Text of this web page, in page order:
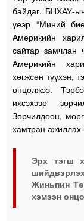
байдаг. БНХАУ-
үеэр “Миний
Америкийн
сайтар замчлан
Америкийн
хөгжсөн түүхэн,
онцолжээ.
ихсэхээр
Зөрчилдөөн,
хамтран ажиллах
Эрх тэгш
Жиньпин
хэмээн